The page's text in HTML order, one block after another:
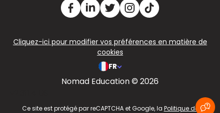
Cliquez-ici pour modifier vos préférences en matière de
cookies
FR
Nomad Education © 2026
Ce site est protégé par reCAPTCHA et Google, la Politique de